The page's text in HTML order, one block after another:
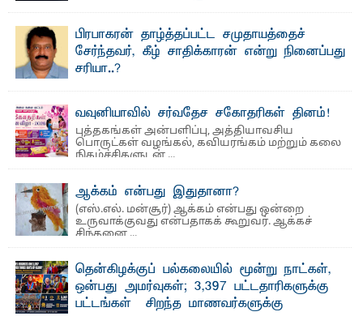
பாண்டிருப்பு ...பிரபாகரன் தாழ்த்தப்பட்ட சமுதாயத்தைச்
சேர்ந்தவர், கீழ் சாதிக்காரன் என்று நினைப்பது
சரியா..?
வவுனியாவில் சர்வதேச சகோதரிகள் தினம்!
புத்தகங்கள் அன்பளிப்பு, அத்தியாவசிய
பொருட்கள் வழங்கல், கவியரங்கம் மற்றும் கலை
நிகழ்ச்சிகளுடன் ...
ஆக்கம் என்பது இதுதானா?
(எஸ்.எல். மன்சூர்) ஆக்கம் என்பது ஒன்றை
உருவாக்குவது என்பதாகக் கூறுவர். ஆக்கச்
சிந்தனை ...
தென்கிழக்குப் பல்கலையில் மூன்று நாட்கள்,
ஒன்பது அமர்வுகள்; 3,397 பட்டதாரிகளுக்கு
பட்டங்கள் – சிறந்த மாணவர்களுக்கு